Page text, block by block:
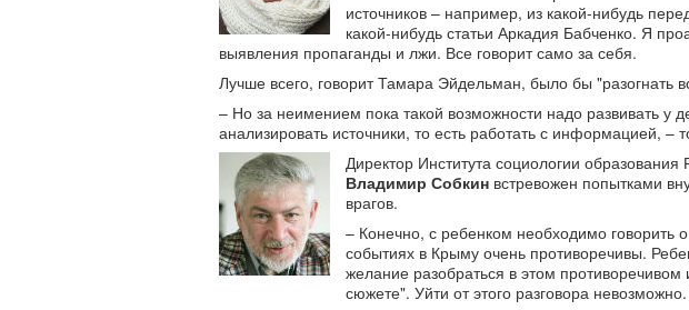
источников – например, из какой-нибудь
какой-нибудь статьи Аркадия Бабченко. Я
выявления пропаганды и лжи. Все говорит само за себя.
Лучше всего, говорит Тамара Эйдельман, было бы "разогнать
– Но за неимением пока такой возможности надо развивать у
анализировать источники, то есть работать с информацией, –
Директор Института социологии
Владимир Собкинвстревожен попытками
врагов.
– Конечно, с ребенком необходимо говорить
событиях в Крыму очень противоречивы.
желание разобраться в этом
сюжете". Уйти от этого разговора